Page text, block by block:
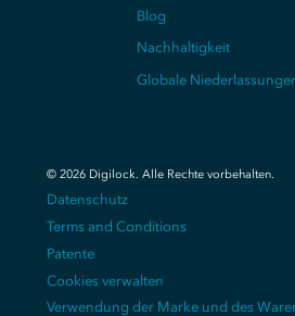
Blog
Nachhaltigkeit
Globale
© 2026Digilock. Alle Rechte vorbehalten.
Datenschutz
Terms and Conditions
Patente
Cookies verwalten
Verwendung der Marke und des